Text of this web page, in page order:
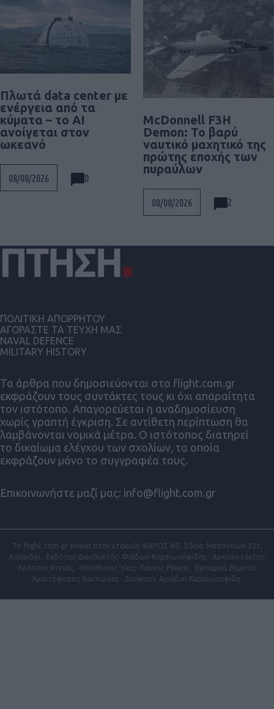
Πλωτά data center με
ενέργεια από τα
κύματα – το AI
ανοίγεται στον
ωκεανό
08/08/2026 0
McDonnell F3H
Demon: Το βαρύ
ναυτικό μαχητικό της
πρώτης εποχής των
πυραύλων
08/08/2026 2
Τα άρθρα που δημοσιεύονται στο flight.com.gr
εκφράζουν τους συντάκτες τους κι όχι απαραίτητα
τον ιστότοπο. Απαγορεύεται η αναδημοσίευση
χωρίς γραπτή έγκριση. Σε αντίθετη περίπτωση θα
λαμβάνονται νομικά μέτρα. Ο ιστότοπος διατηρεί
το δικαίωμα ελέγχου των σχολίων, τα οποία
εκφράζουν μόνο το συγγραφέα τους.
Επικοινωνήστε μαζί μας: info@flight.com.gr
ΠΟΛΙΤΙΚΗ ΑΠΟΡΡΗΤΟΥ
ΑΓΟΡΑΣΤΕ ΤΑ ΤΕΥΧΗ ΜΑΣ
NAVAL DEFENCE
MILITARY HISTORY
Το flight.com.gr ανήκει στην εταιρεία ΙΚΑΡΟΣ ΙΚΕ. Έδρα: Μεσογείων 321,
Χαλάνδρι · Εκδότης-Διευθυντής: Φαίδων Καραϊωσηφίδης · Αρχισυντάκτης:
Χρήστος Κτενάς · Υπεύθυνος Ύλης: Γιάννης Ρέκκας · Εμπορικά θέματα:
Χριστόφορος Χαντιώνας · Διοίκηση: Αριάδνη Καραϊωσηφίδη.